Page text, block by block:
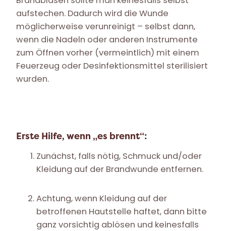
aufstechen. Dadurch wird die Wunde
möglicherweise verunreinigt – selbst dann,
wenn die Nadeln oder anderen Instrumente
zum Öffnen vorher (vermeintlich) mit einem
Feuerzeug oder Desinfektionsmittel sterilisiert
wurden.
Erste Hilfe, wenn „es brennt“:
Zunächst, falls nötig, Schmuck und/oder
Kleidung auf der Brandwunde entfernen.
Achtung, wenn Kleidung auf der
betroffenen Hautstelle haftet, dann bitte
ganz vorsichtig ablösen und keinesfalls